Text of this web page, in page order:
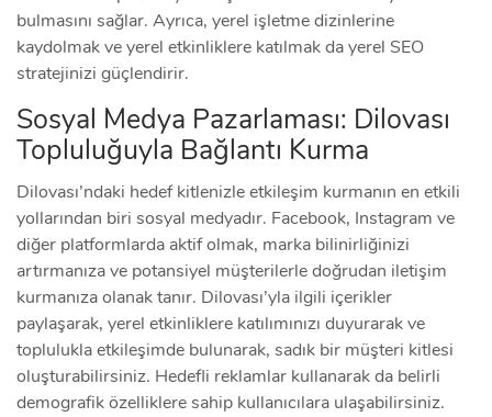
bulmasını sağlar. Ayrıca, yerel işletme dizinlerine
kaydolmak ve yerel etkinliklere katılmak da yerel SEO
stratejinizi güçlendirir.
Sosyal Medya Pazarlaması: Dilovası
Topluluğuyla Bağlantı Kurma
Dilovası’ndaki hedef kitlenizle etkileşim kurmanın en etkili
yollarından biri sosyal medyadır. Facebook, Instagram ve
diğer platformlarda aktif olmak, marka bilinirliğinizi
artırmanıza ve potansiyel müşterilerle doğrudan iletişim
kurmanıza olanak tanır. Dilovası’yla ilgili içerikler
paylaşarak, yerel etkinliklere katılımınızı duyurarak ve
toplulukla etkileşimde bulunarak, sadık bir müşteri kitlesi
oluşturabilirsiniz. Hedefli reklamlar kullanarak da belirli
demografik özelliklere sahip kullanıcılara ulaşabilirsiniz.